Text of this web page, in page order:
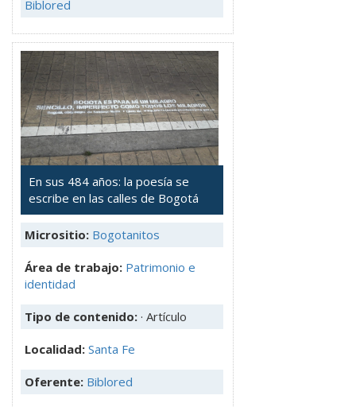
Biblored
En sus 484 años: la poesía se
escribe en las calles de Bogotá
Micrositio: Bogotanitos
Área de trabajo: Patrimonio e
identidad
Tipo de contenido: · Artículo
Localidad: Santa Fe
Oferente: Biblored